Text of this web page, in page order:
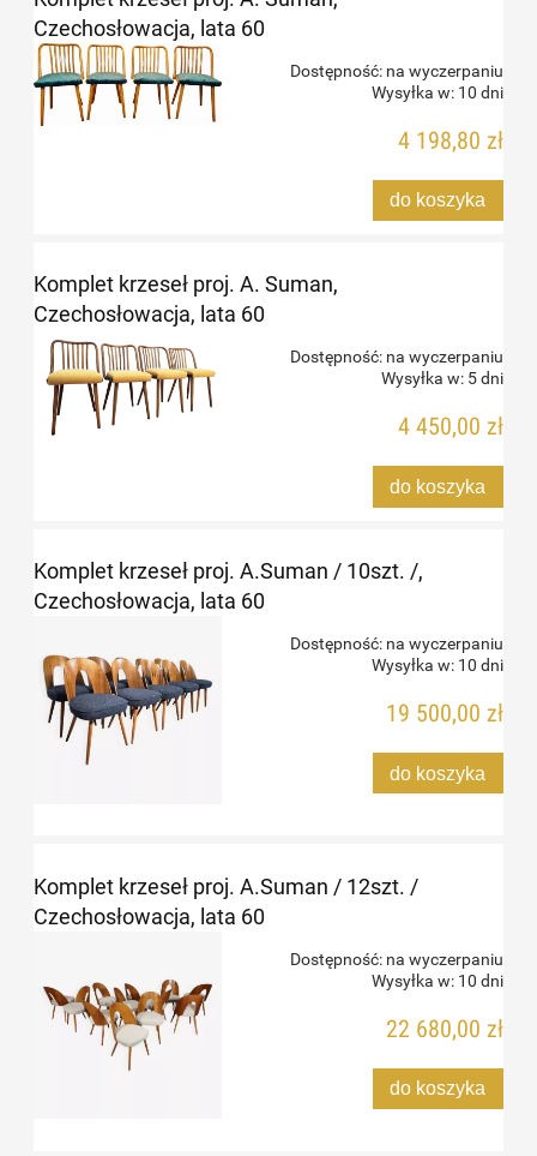
Czechosłowacja, lata 60
Dostępność: na wyczerpaniu
Wysyłka w: 10 dni
4 198,80 zł
do koszyka
Komplet krzeseł proj. A. Suman,
Czechosłowacja, lata 60
Dostępność: na wyczerpaniu
Wysyłka w: 5 dni
4 450,00 zł
do koszyka
Komplet krzeseł proj. A.Suman / 10szt. /,
Czechosłowacja, lata 60
Dostępność: na wyczerpaniu
Wysyłka w: 10 dni
19 500,00 zł
do koszyka
Komplet krzeseł proj. A.Suman / 12szt. /
Czechosłowacja, lata 60
Dostępność: na wyczerpaniu
Wysyłka w: 10 dni
22 680,00 zł
do koszyka